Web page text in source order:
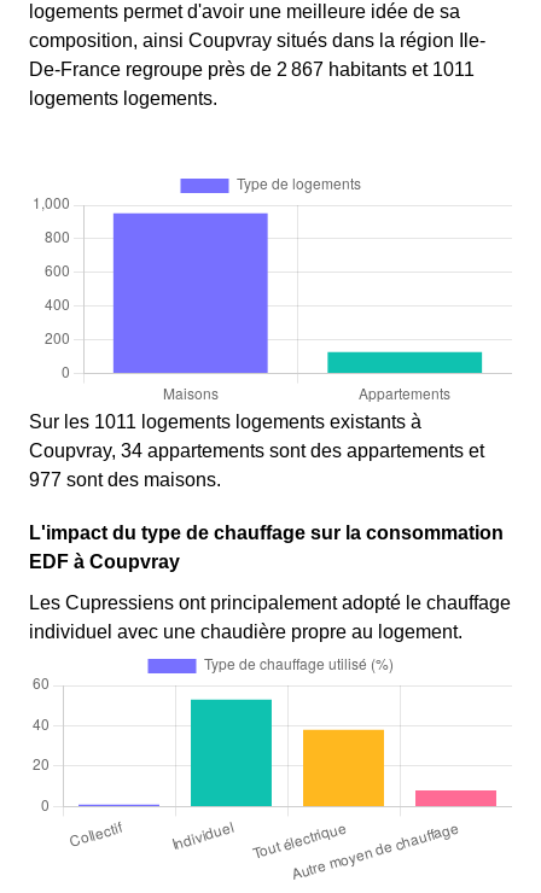
logements permet d'avoir une meilleure idée de sa
composition, ainsi Coupvray situés dans la région Ile-
De-France regroupe près de 2 867 habitants et 1011
logements logements.
Sur les 1011 logements logements existants à
Coupvray, 34 appartements sont des appartements et
977 sont des maisons.
L'impact du type de chauffage sur la consommation
EDF à Coupvray
Les Cupressiens ont principalement adopté le chauffage
individuel avec une chaudière propre au logement.